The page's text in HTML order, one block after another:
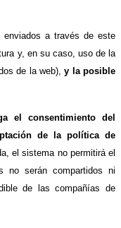
a través de este
y, en su caso, uso de la
de la web),y la posible
el consentimiento del
de la política de
el sistema no permitirá el
no serán compartidos ni
de las compañías de